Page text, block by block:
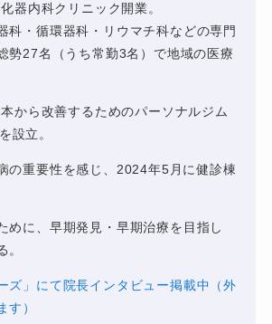
器内科クリニック開業。
科・循環器科・リウマチ科などの専門
勢27名（うち常勤3名）で地域の医療
から改善するためのパーソナルジム
設立。
の重要性を感じ、2024年5月に健診棟
めに、早期発見・早期治療を目指し
。
ズ」にて院長インタビュー掲載中（外
す）